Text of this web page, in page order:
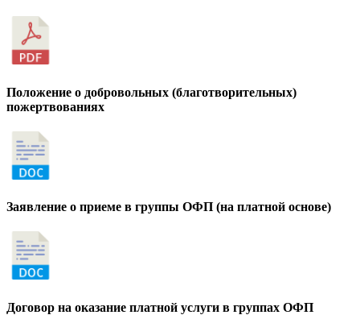
Положение о добровольных (благотворительных)
пожертвованиях
Заявление о приеме в группы ОФП (на платной основе)
Договор на оказание платной услуги в группах ОФП